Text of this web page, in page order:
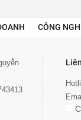
CÔNG